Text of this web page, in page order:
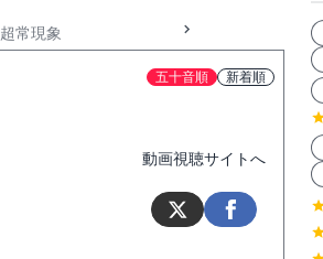
超常現象
五十音順 新着順
動画視聴サイトへ